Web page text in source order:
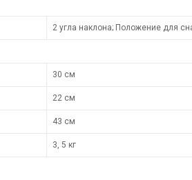
2 угла наклона; Положение для
30 см
22 см
43 см
3, 5 кг